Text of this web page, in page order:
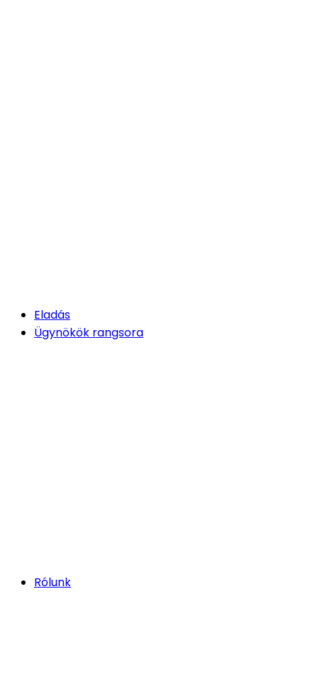
Eladás
Ügynökök rangsora
Rólunk